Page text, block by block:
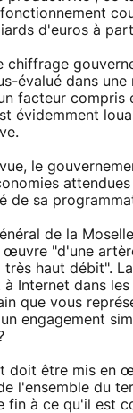
d'euros à
chiffrage
évalué dans une
facteur compris
évidemment
le
de sa
de la
œuvre "d'une
très haut débit".
à Internet dans les
que vous
engagement
doit être mis en
l'ensemble du
fin à ce qu'il est